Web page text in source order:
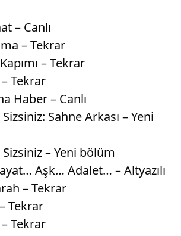
– Canlı
– Tekrar
– Tekrar
Tekrar
Haber – Canlı
Sahne Arkası – Yeni
– Yeni bölüm
Aşk… Adalet… – Altyazılı
– Tekrar
Tekrar
Tekrar